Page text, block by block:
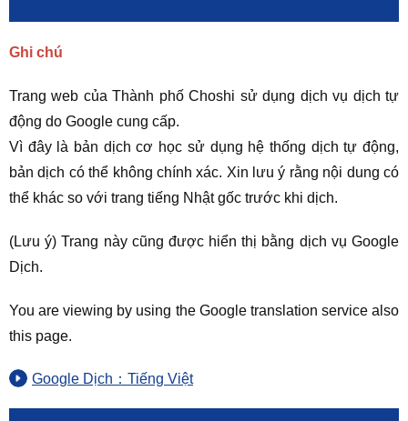
Ghi chú
Trang web của Thành phố Choshi sử dụng dịch vụ dịch tự
động do Google cung cấp.
Vì đây là bản dịch cơ học sử dụng hệ thống dịch tự động,
bản dịch có thể không chính xác. Xin lưu ý rằng nội dung có
thể khác so với trang tiếng Nhật gốc trước khi dịch.
(Lưu ý) Trang này cũng được hiển thị bằng dịch vụ Google
Dịch.
You are viewing by using the Google translation service also
this page.
Google Dịch：Tiếng Việt